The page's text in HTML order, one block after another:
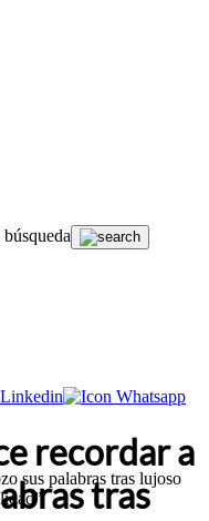
sus palabras tras lujoso
recordar a
tras